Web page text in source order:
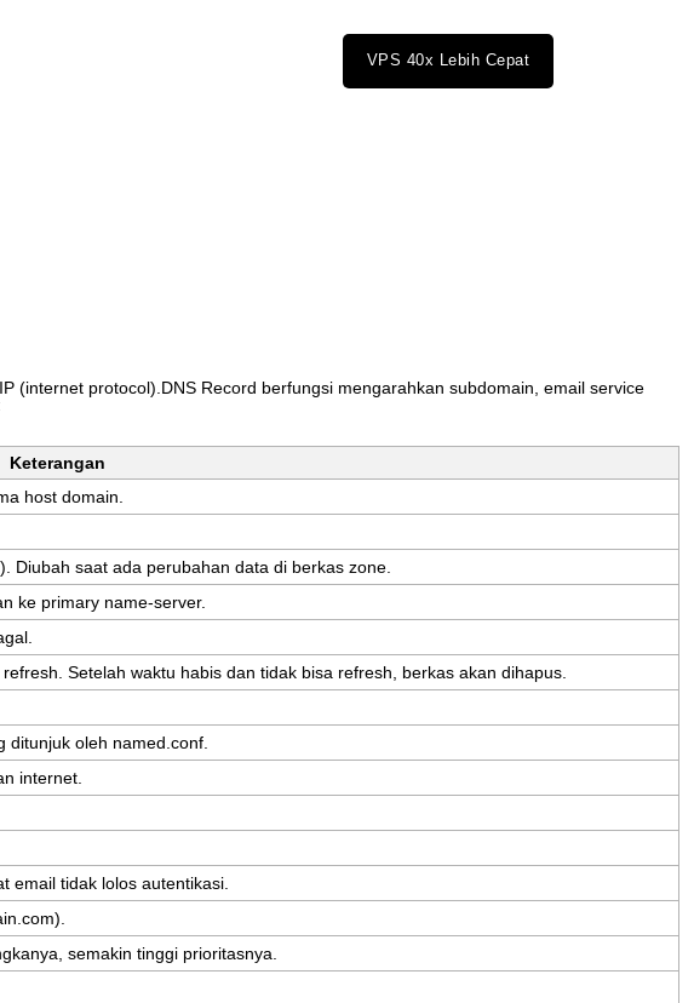
VPS 40x Lebih Cepat
IP (internet protocol) DNS Record berfungsi mengarahkan subdomain email service
Keterangan
host domain.
). Diubah saat ada perubahan data di berkas zone.
ke primary name-server.
.
refresh. Setelah waktu habis dan tidak bisa refresh, berkas akan dihapus.
ditunjuk oleh named.conf.
internet.
email tidak lolos autentikasi.
.com).
, semakin tinggi prioritasnya.